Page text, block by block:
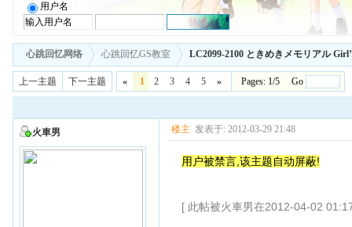
用户名
心跳回忆网络 心跳回忆GS教室 LC2099-2100 ときめきメモリアル
上一主题 下一主题 « 1 2 3 4 5 » Pages: 1/5 Go
火車男 楼主 发表于: 2012-03-29 21:48
用户被禁言,该主题自动屏蔽!
[ 此帖被火車男在2012-04-02